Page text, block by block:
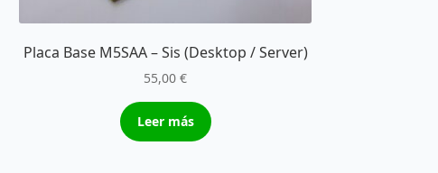
Placa Base M5SAA – Sis (Desktop / Server)
55,00€
Leer más